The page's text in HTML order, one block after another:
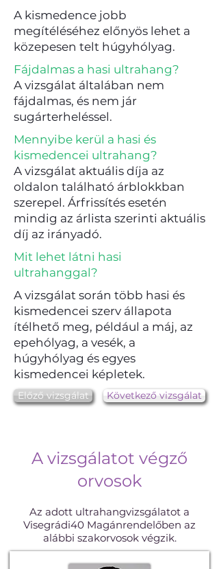
A kismedence jobb
megítéléséhez előnyös lehet a
közepesen telt húgyhólyag.
Fájdalmas a hasi ultrahang?
A vizsgálat általában nem
fájdalmas, és nem jár
sugárterheléssel.
Mennyibe kerül a hasi és
kismedencei ultrahang?
A vizsgálat aktuális díja az
oldalon található árblokkban
szerepel. Árfrissítés esetén
mindig az árlista szerinti aktuális
díj az irányadó.
Mit lehet látni hasi
ultrahanggal?
A vizsgálat során több hasi és
kismedencei szerv állapota
ítélhető meg, például a máj, az
epehólyag, a vesék, a
húgyhólyag és egyes
kismedencei képletek.
Előző vizsgálat Következő vizsgálat
A vizsgálatot végző
orvosok
Az adott ultrahangvizsgálatot a
Visegrádi40 Magánrendelőben az
alábbi szakorvosok végzik.